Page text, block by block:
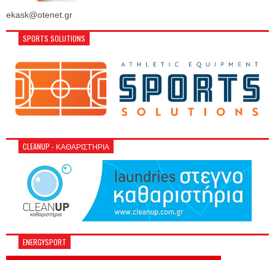
ekask@otenet.gr
SPORTS SOLUTIONS
CLEANUP - ΚΑΘΑΡΙΣΤΉΡΙΑ
ENERGYSPORT